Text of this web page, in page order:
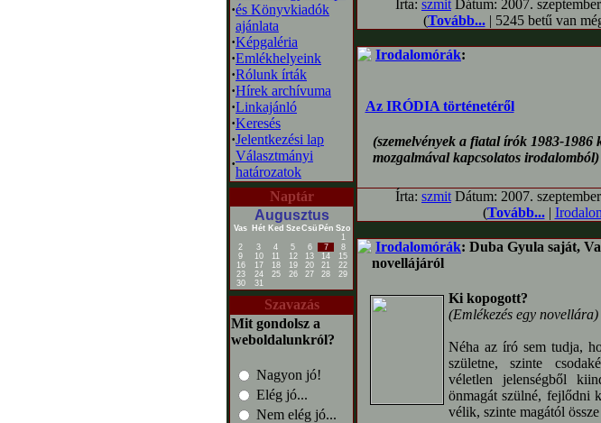
·és Könyvkiadók
ajánlata
·Képgaléria
·Emlékhelyeink
·Rólunk írták
·Hírek archívuma
·Linkajánló
·Keresés
·Jelentkezési lap
·
Választmányi
határozatok
Naptár
Augusztus
Vas Hét Ked SzeCsü Pén Szo
1
2
3 4 5 6 7
8
9
10 11 12 13 14
15
16
17 18 19 20 21
22
23
24 25 26 27 28
29
30
31
Szavazás
Mit gondolsz a
weboldalunkról?
Nagyon jó!
Elég jó...
Nem elég jó...
Írta: szmit Dátum: 2007.
(Tovább...| 5245 betű van
Irodalomórák:
Az IRÓDIA történetéről
(szemelvények a fiatal írók 1983-1986
mozgalmával kapcsolatos irodalomból)
Írta: szmit Dátum: 2007.
(Tovább...|
Irodalomórák: Duba Gyula saját,
novellájáról
Ki kopogott?
(Emlékezés egy novellára)
Néha az író sem tudja,
születne, szinte
véletlen jelenségből
önmagát szülné, fejlődni
vélik, szinte magától